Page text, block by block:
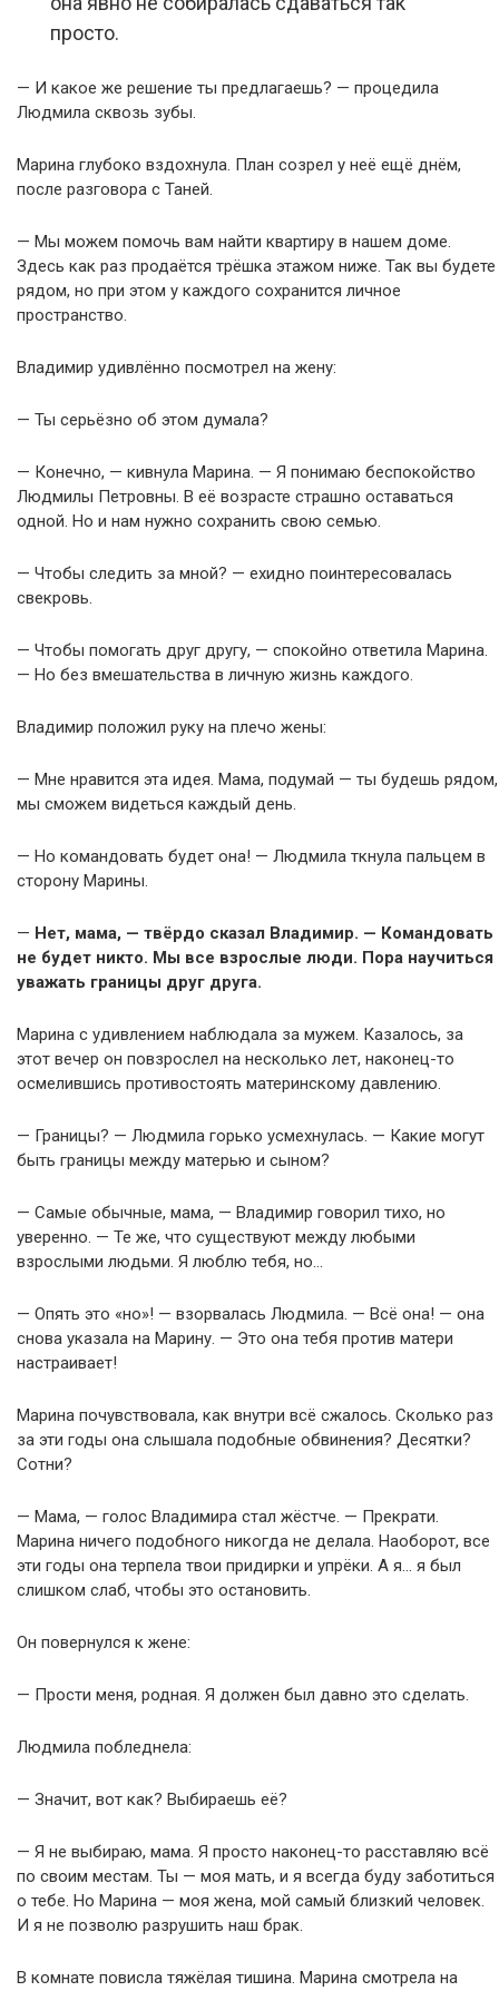
просто.
— И какое же решение ты предлагаешь? — процедила
Людмила сквозь зубы.
Марина глубоко вздохнула. План созрел у неё ещё днём,
после разговора с Таней.
— Мы можем помочь вам найти квартиру в нашем доме.
Здесь как раз продаётся трёшка этажом ниже. Так вы будете
рядом, но при этом у каждого сохранится личное
пространство.
Владимир удивлённо посмотрел на жену:
— Ты серьёзно об этом думала?
— Конечно, — кивнула Марина. — Я понимаю беспокойство
Людмилы Петровны. В её возрасте страшно оставаться
одной. Но и нам нужно сохранить свою семью.
— Чтобы следить за мной? — ехидно поинтересовалась
свекровь.
— Чтобы помогать друг другу, — спокойно ответила Марина.
— Но без вмешательства в личную жизнь каждого.
Владимир положил руку на плечо жены:
— Мне нравится эта идея. Мама, подумай — ты будешь рядом,
мы сможем видеться каждый день.
— Но командовать будет она! — Людмила ткнула пальцем в
сторону Марины.
— Нет, мама, — твёрдо сказал Владимир. — Командовать
не будет никто. Мы все взрослые люди. Пора научиться
уважать границы друг друга.
Марина с удивлением наблюдала за мужем. Казалось, за
этот вечер он повзрослел на несколько лет, наконец-то
осмелившись противостоять материнскому давлению.
— Границы? — Людмила горько усмехнулась. — Какие могут
быть границы между матерью и сыном?
— Самые обычные, мама, — Владимир говорил тихо, но
уверенно. — Те же, что существуют между любыми
взрослыми людьми. Я люблю тебя, но…
— Опять это «но»! — взорвалась Людмила. — Всё она! — она
снова указала на Марину. — Это она тебя против матери
настраивает!
Марина почувствовала, как внутри всё сжалось. Сколько раз
за эти годы она слышала подобные обвинения? Десятки?
Сотни?
— Мама, — голос Владимира стал жёстче. — Прекрати.
Марина ничего подобного никогда не делала. Наоборот, все
эти годы она терпела твои придирки и упрёки. А я… я был
слишком слаб, чтобы это остановить.
Он повернулся к жене:
— Прости меня, родная. Я должен был давно это сделать.
Людмила побледнела:
— Значит, вот как? Выбираешь её?
— Я не выбираю, мама. Я просто наконец-то расставляю всё
по своим местам. Ты — моя мать, и я всегда буду заботиться
о тебе. Но Марина — моя жена, мой самый близкий человек.
И я не позволю разрушить наш брак.
В комнате повисла тяжёлая тишина. Марина смотрела на